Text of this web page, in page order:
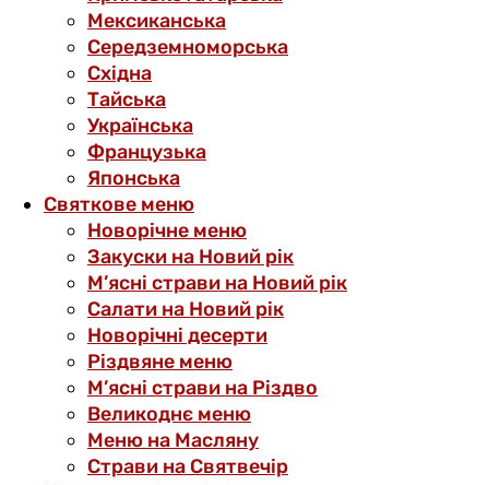
Мексиканська
Середземноморська
Східна
Тайська
Українська
Французька
Японська
Святкове меню
Новорічне меню
Закуски на Новий рік
М’ясні страви на Новий рік
Салати на Новий рік
Новорічні десерти
Різдвяне меню
М’ясні страви на Різдво
Великоднє меню
Меню на Масляну
Страви на Святвечір